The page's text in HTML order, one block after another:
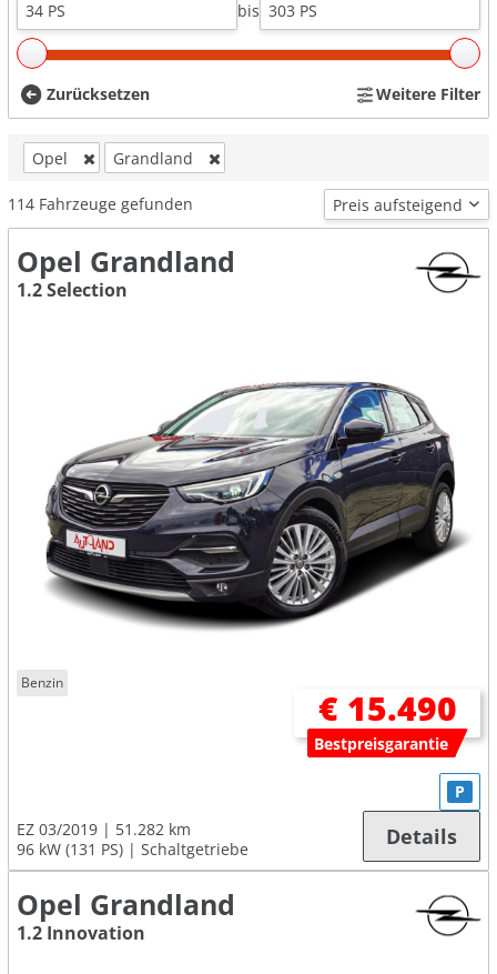
bis
Zurücksetzen Weitere Filter
Opel Grandland
114 Fahrzeuge gefunden
Opel Grandland
1.2 Selection
Benzin
€ 15.490
Bestpreisgarantie
EZ 03/2019
51.282 km
96 kW (131 PS)
Schaltgetriebe
P
Details
Opel Grandland
1.2 Innovation